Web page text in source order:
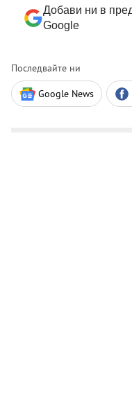
Добави ни в
Google
Последвайте ни
Google News